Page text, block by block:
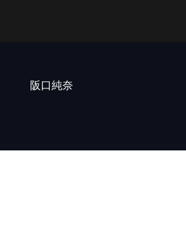
阪口純奈